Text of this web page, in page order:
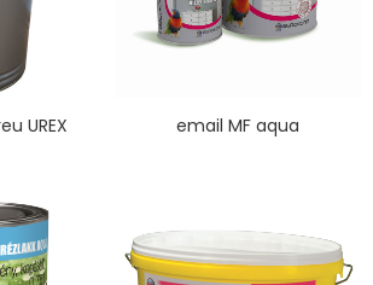
UREX email MF aqua